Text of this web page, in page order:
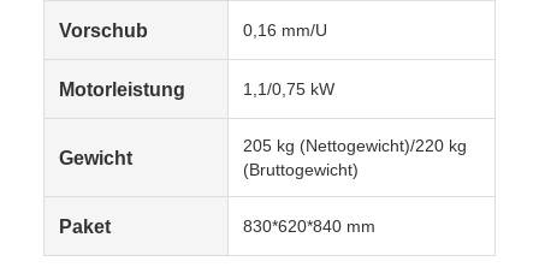
Vorschub 0,16 mm/U
Motorleistung 1,1/0,75 kW
Gewicht
205 kg (Nettogewicht)/220 kg
(Bruttogewicht)
Paket 830*620*840 mm